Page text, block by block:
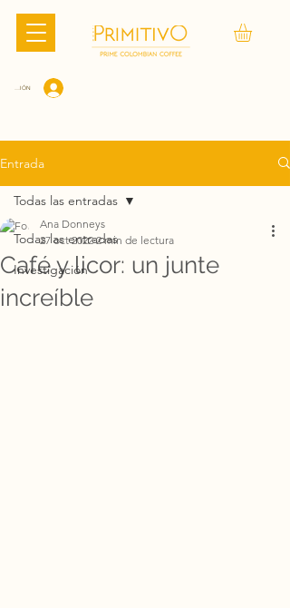
SESIÓN
Entrada
Todas las entradas
Investigación
Todas las entradas
Café y licor: un junte
increíble
Ana Donneys
27 oct 2022 2 min de lectura